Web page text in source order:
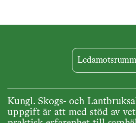
Kungl. Skogs- och
uppgift är att med stöd av